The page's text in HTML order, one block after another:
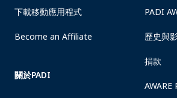
下載移動應用程式
Become an Affiliate
關於PADI
PADI
歷史與
捐款
AWARE